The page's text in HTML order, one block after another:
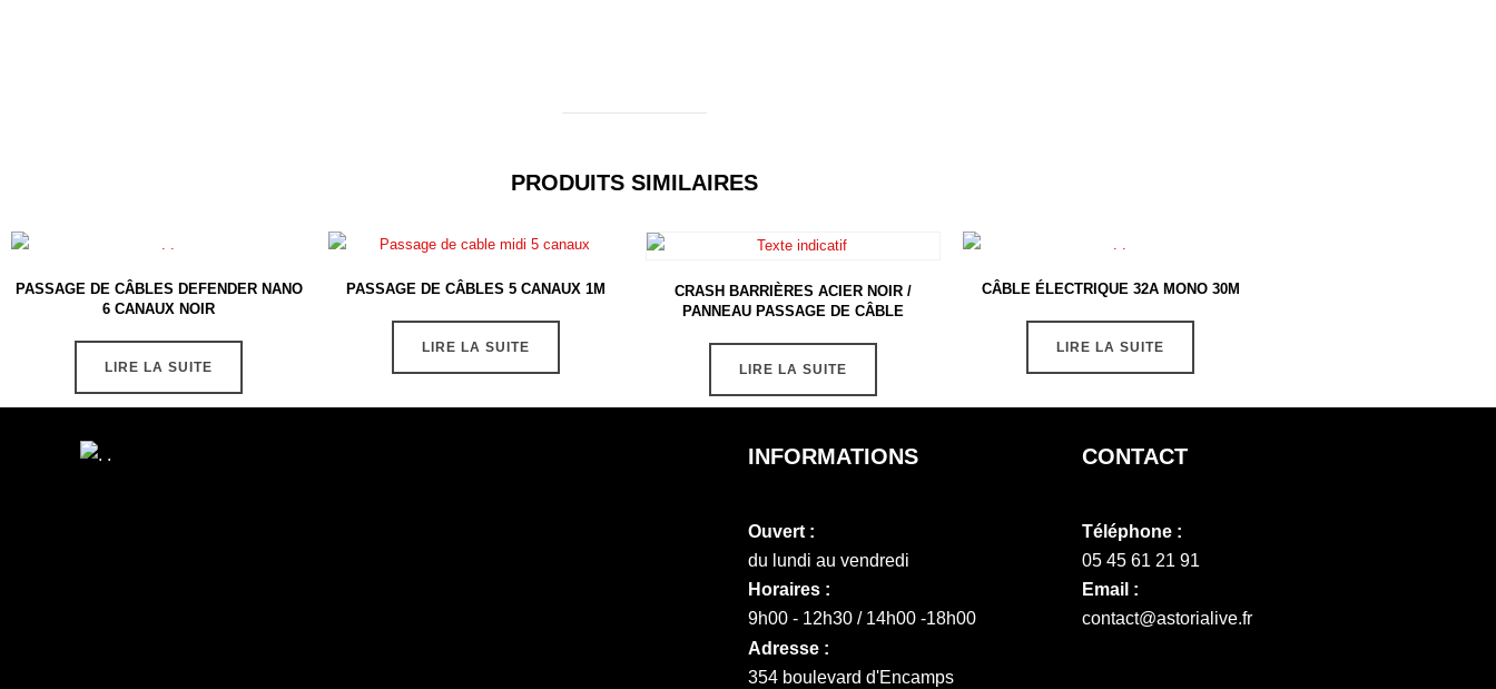
PRODUITS SIMILAIRES
PASSAGE DE CÂBLES DEFENDER NANO
6 CANAUX NOIR
LIRE LA SUITE
PASSAGE DE CÂBLES 5 CANAUX 1M
LIRE LA SUITE
CRASH BARRIÈRES ACIER NOIR /
PANNEAU PASSAGE DE CÂBLE
LIRE LA SUITE
CÂBLE ÉLECTRIQUE 32A MONO 30M
LIRE LA SUITE
INFORMATIONS
Ouvert :
du lundi au vendredi
Horaires :
9h00 - 12h30 / 14h00 -18h00
Adresse :
354 boulevard d'Encamps
CONTACT
Téléphone :
05 45 61 21 91
Email :
contact@astorialive.fr